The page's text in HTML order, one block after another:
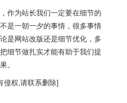
作为站长我们一定要在细节的
是一朝一夕的事情，很多事情
是网站改版还是细节优化，多
细节做扎实才能有助于我们提
。
侵权,请联系删除]